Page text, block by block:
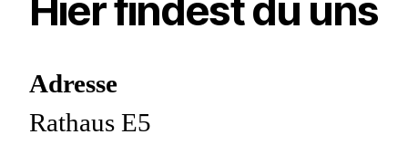
Hier findest du uns
Adresse
Rathaus E5